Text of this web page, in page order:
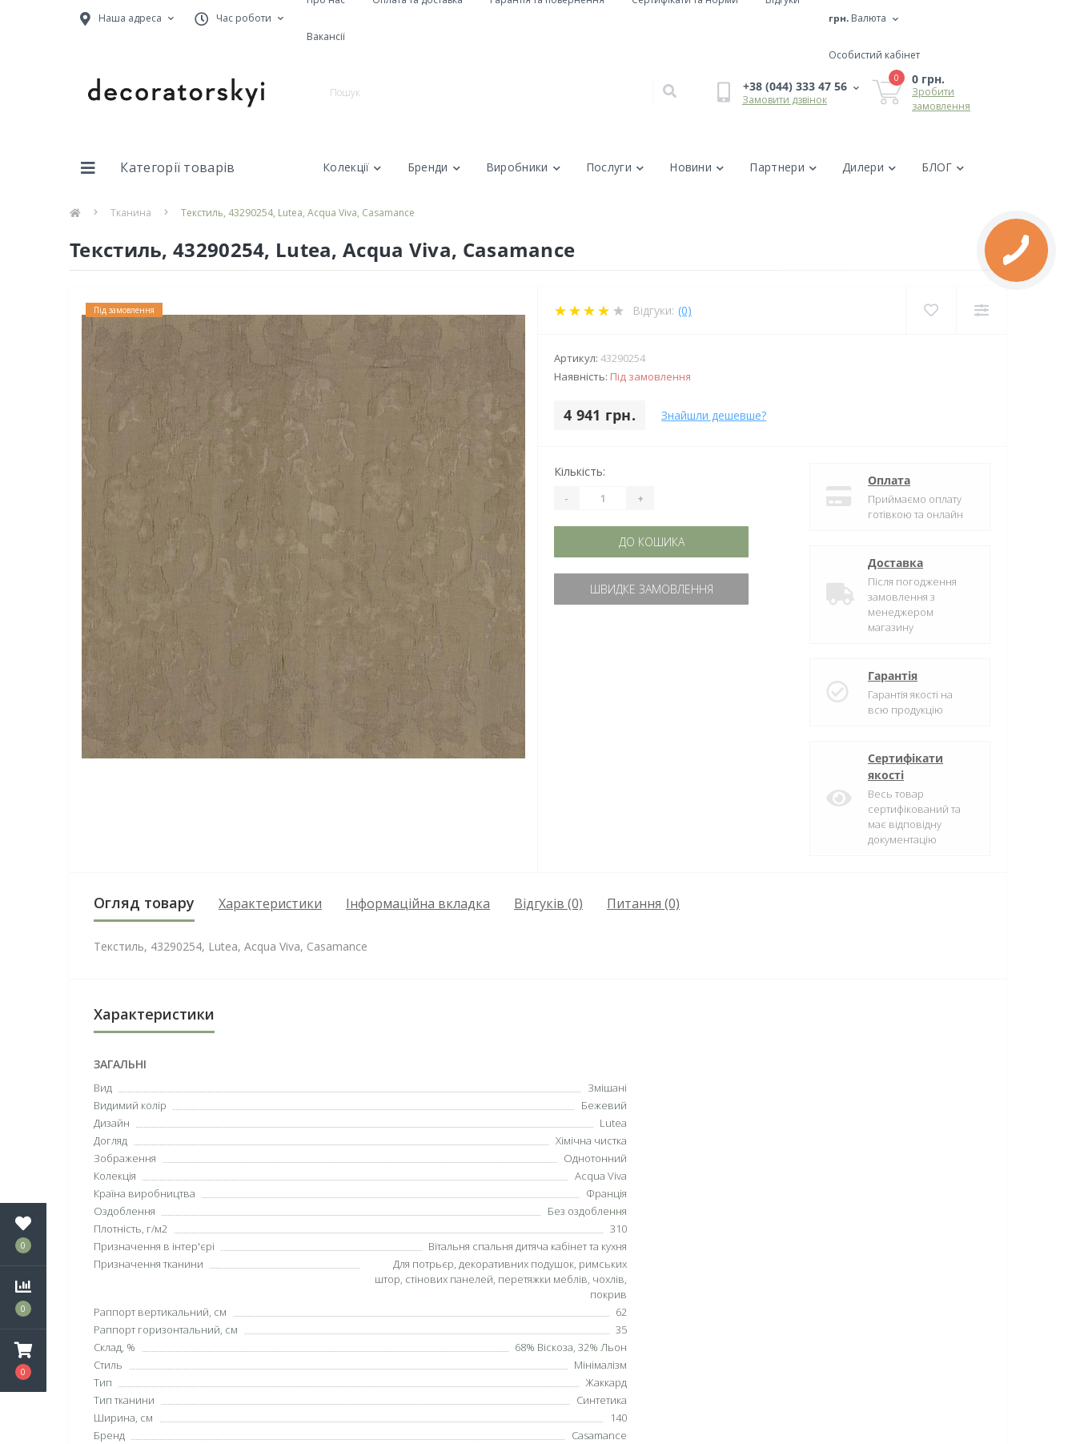
0
0
0
Наша адреса Час роботи
Вакансії
грн. Валюта
Особистий кабінет
+38 (044) 333 47 56
Замовити дзвінок
0 0 грн.
Зробити
замовлення
Категорії товарів Колекції Бренди Виробники Послуги Новини Партнери Дилери БЛОГ
Тканина Текстиль, 43290254, Lutea, Acqua Viva, Casamance
Текстиль, 43290254, Lutea, Acqua Viva, Casamance
Під замовлення Відгуки: (0)
Артикул: 43290254
Наявність: Під замовлення
4 941 грн. Знайшли дешевше?
Кількість:
- +
ДО КОШИКА
ШВИДКЕ ЗАМОВЛЕННЯ
Оплата
Приймаємо оплату
готівкою та онлайн
Доставка
Після погодження
замовлення з
менеджером
магазину
Гарантія
Гарантія якості на
всю продукцію
Сертифікати
якості
Весь товар
сертифікований та
має відповідну
документацію
Огляд товару Характеристики Інформаційна вкладка Відгуків (0) Питання (0)
Текстиль, 43290254, Lutea, Acqua Viva, Casamance
Характеристики
ЗАГАЛЬНІ
Вид
Змішані
Видимий колір
Бежевий
Дизайн
Lutea
Догляд
Хімічна чистка
Зображення
Однотонний
Колекція
Acqua Viva
Країна виробництва
Франція
Оздоблення
Без оздоблення
Плотність, г/м2
310
Призначення в інтер'єрі
Вітальня спальня дитяча кабінет та кухня
Призначення тканини
Для потрьєр, декоративних подушок, римських
штор, стінових панелей, перетяжки меблів, чохлів,
покрив
Раппорт вертикальний, см
62
Раппорт горизонтальний, см
35
Склад, %
68% Віскоза, 32% Льон
Стиль
Мінімалізм
Тип
Жаккард
Тип тканини
Синтетика
Ширина, см
140
Бренд
Casamance